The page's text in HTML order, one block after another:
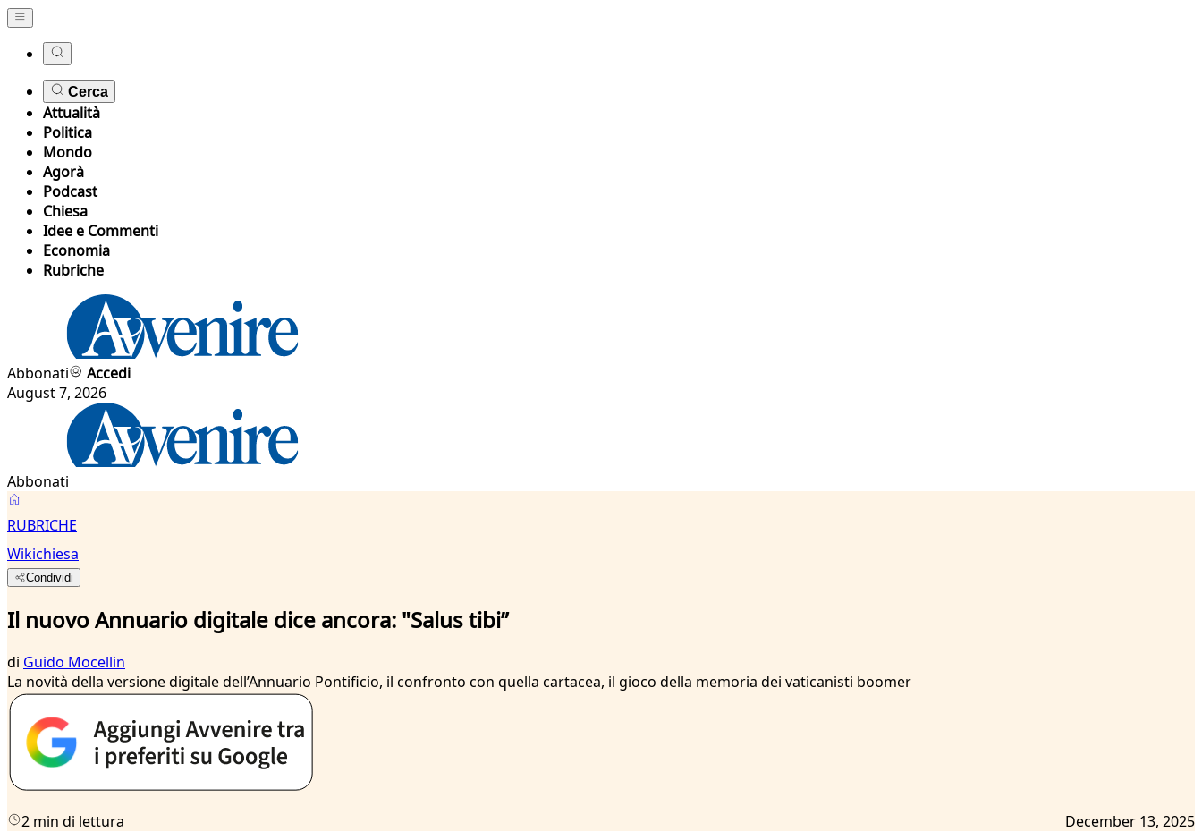
Cerca
Attualità
Politica
Mondo
Agorà
Podcast
Chiesa
Idee e Commenti
Economia
Rubriche
Abbonati
Accedi
August 7, 2026
Abbonati
RUBRICHE
Wikichiesa
Condividi
Il nuovo Annuario digitale dice ancora: "Salus tibi”
di Guido Mocellin
La novità della versione digitale dell’Annuario Pontificio, il confronto con quella cartacea, il gioco della memoria dei vaticanisti boomer
2 min di lettura December 13, 2025